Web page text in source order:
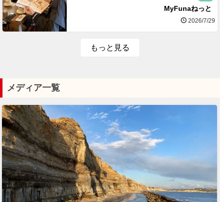
MyFunaねっと
2026/7/29
もっと見る
メディア一覧